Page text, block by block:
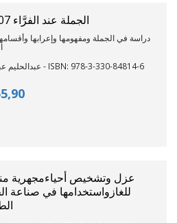
الجملة عند الفرَّاء 207هـ
دراسة في الجملة ومفهومها وإعرابها
عبدالحليم عبدالله - ISBN: 978-3-330-84814-6
90
عزل وتشخيص أحياءمجهرية
للغازواستخدامها في صناعة